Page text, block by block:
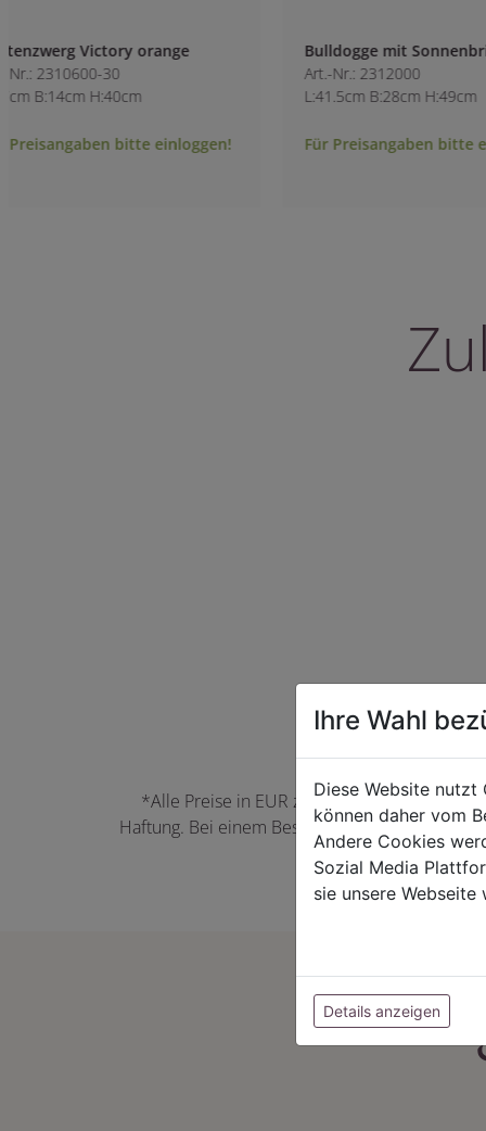
Bulldogge mit Sonnenbrille
Art.-Nr.: 2312000
L:41.5cm B:28cm H:49cm
Für Preisangaben bitte einloggen!
Gartenzwerg
Art.-Nr.: 9168200-30
L:8.5cm B:7.5cm
Für Preisangaben
*Alle Preise in EUR zzgl. der jeweils
Haftung. Bei einem Bestellwert unter 50,00
können
Ihre Wahl
Diese Website
können daher vom
Andere Cookies
Sozial Media
sie unsere
Details anzeigen